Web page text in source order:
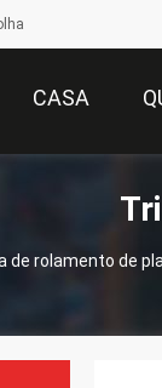
CASA
de rolamento de